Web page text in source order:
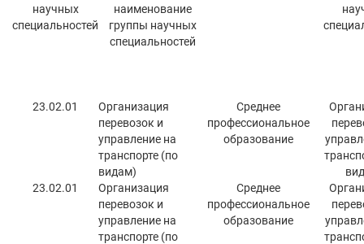
научных
специальностей
наименование
группы научных
специальностей
23.02.01
Организация
перевозок и
управление на
транспорте (по
видам)
Среднее
профессиональное
образование
23.02.01
Организация
перевозок и
управление на
транспорте (по
Среднее
профессиональное
образование